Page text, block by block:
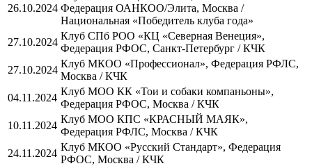
26.10.2024 Федерация ОАНКОО/Элита, Москва /
Национальная «Победитель клуба года»
27.10.2024
Клуб СПб РОО «КЦ «Северная Венеция»,
Федерация РФОС, Санкт-Петербург / КЧК
27.10.2024
Клуб МКОО «Профессионал», Федерация РФЛС,
Москва / КЧК
04.11.2024
Клуб МОО КК «Тои и собаки компаньоны»,
Федерация РФОС, Москва / КЧК
10.11.2024
Клуб МОО КПС «КРАСНЫЙ МАЯК»,
Федерация РФЛС, Москва / КЧК
24.11.2024
Клуб МКОО «Русский Стандарт», Федерация
РФОС, Москва / КЧК